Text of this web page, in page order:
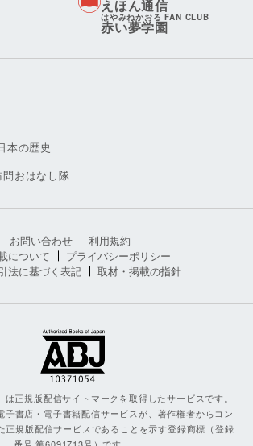
えほん通信
はやみねかおる FAN CLUB
赤い夢学園
本の歴史
おはなし隊
お問い合わせ
利用規約
について
プライバシーポリシー
法に基づく表記
取材・掲載の指針
正規版配信サイトマークを取得したサービスです。
子書店・電子書籍配信サービスが、著作権者からコン
正規版配信サービスであることを示す登録商標（登録